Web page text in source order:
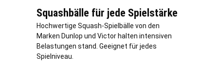
Squashbälle für jede Spielstärke
Hochwertige Squash-Spielbälle von den
Marken Dunlop und Victor halten intensiven
Belastungen stand. Geeignet für jedes
Spielniveau.